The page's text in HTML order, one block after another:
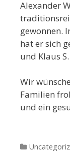
Alexander
gewonnen.
hat er sich
und Klaus
Wir
Familien
und ein
Categories